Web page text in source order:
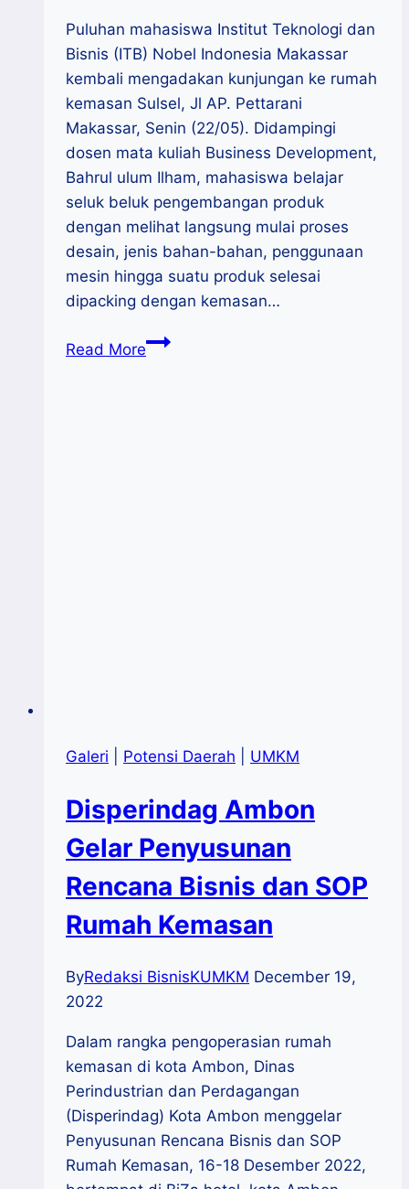
Puluhan mahasiswa Institut Teknologi dan
Bisnis (ITB) Nobel Indonesia Makassar
kembali mengadakan kunjungan ke rumah
kemasan Sulsel, Jl AP. Pettarani
Makassar, Senin (22/05). Didampingi
dosen mata kuliah Business Development,
Bahrul ulum Ilham, mahasiswa belajar
seluk beluk pengembangan produk
dengan melihat langsung mulai proses
desain, jenis bahan-bahan, penggunaan
mesin hingga suatu produk selesai
dipacking dengan kemasan…
Read MoreMahasiswa
Galeri Potensi Daerah UMKM
Disperindag Ambon
Gelar Penyusunan
Rencana Bisnis dan SOP
Rumah Kemasan
ByRedaksi BisnisKUMKM December 19,
2022
Dalam rangka pengoperasian rumah
kemasan di kota Ambon, Dinas
Perindustrian dan Perdagangan
(Disperindag) Kota Ambon menggelar
Penyusunan Rencana Bisnis dan SOP
Rumah Kemasan, 16-18 Desember 2022,